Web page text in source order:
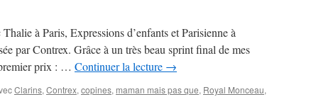
à Paris, Expressions d’enfants et Parisienne à
par Contrex. Grâce à un très beau sprint final de mes
prix : … Continuer la lecture →
Clarins, Contrex, copines, maman mais pas que, Royal Monceau,